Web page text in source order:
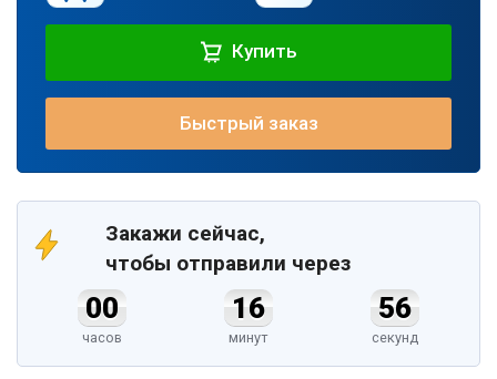
Купить
Быстрый заказ
Закажи сейчас,
чтобы отправили через
00
часов
16
минут
56
секунд